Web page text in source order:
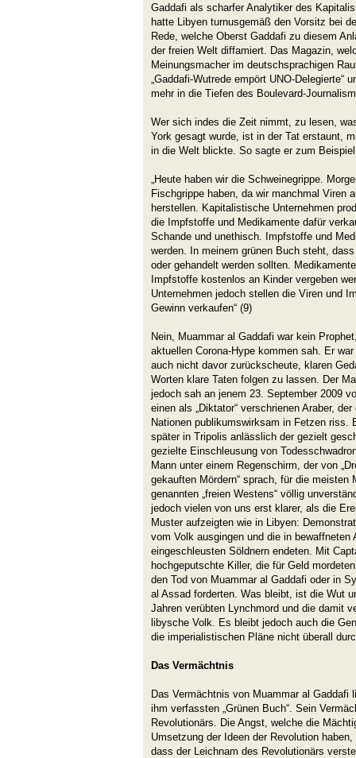
Gaddafi als scharfer Analytiker des
hatte Libyen turnusgemäß den Vorsitz bei
Rede, welche Oberst Gaddafi zu diesem
der freien Welt diffamiert. Das Magazin,
Meinungsmacher im deutschsprachigen
„Gaddafi-Wutrede empört UNO-Delegierte“
mehr in die Tiefen des Boulevard-
Wer sich indes die Zeit nimmt, zu lesen,
York gesagt wurde, ist in der Tat erstaunt,
in die Welt blickte. So sagte er zum
„Heute haben wir die Schweinegrippe.
Fischgrippe haben, da wir manchmal Viren
herstellen. Kapitalistische Unternehmen
die Impfstoffe und Medikamente dafür
Schande und unethisch. Impfstoffe und
werden. In meinem grünen Buch steht,
oder gehandelt werden sollten.
Impfstoffe kostenlos an Kinder vergeben
Unternehmen jedoch stellen die Viren und
Gewinn verkaufen“ (9)
Nein, Muammar al Gaddafi war kein
aktuellen Corona-Hype kommen sah. Er
auch nicht davor zurückscheute, klaren
Worten klare Taten folgen zu lassen. Der
jedoch sah an jenem 23. September 2009
einen als „Diktator“ verschrienen Araber,
Nationen publikumswirksam in Fetzen riss.
später in Tripolis anlässlich der gezielt
gezielte Einschleusung von
Mann unter einem Regenschirm, der von
gekauften Mördern“ sprach, für die meisten
genannten „freien Westens“ völlig
jedoch vielen von uns erst klarer, als die
Muster aufzeigten wie in Libyen:
vom Volk ausgingen und die in bewaffneten
eingeschleusten Söldnern endeten. Mit
hochgeputschte Killer, die für Geld
den Tod von Muammar al Gaddafi oder in
al Assad forderten. Was bleibt, ist die Wut
Jahren verübten Lynchmord und die damit
libysche Volk. Es bleibt jedoch auch die
die imperialistischen Pläne nicht überall
Das Vermächtnis
Das Vermächtnis von Muammar al Gaddafi
ihm verfassten „Grünen Buch“. Sein
Revolutionärs. Die Angst, welche die
Umsetzung der Ideen der Revolution
dass der Leichnam des Revolutionärs